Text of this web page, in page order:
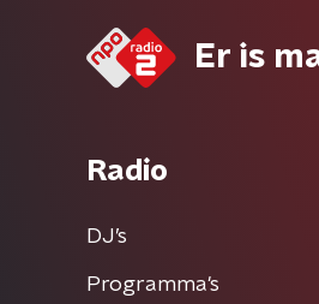
Er is
Radio
DJ’s
Programma's